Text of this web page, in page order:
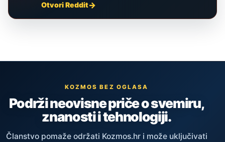
Otvori Reddit
KOZMOS BEZ OGLASA
Podrži neovisne priče o svemiru,
znanosti i tehnologiji.
Članstvo pomaže održati Kozmos.hr i može uključivati